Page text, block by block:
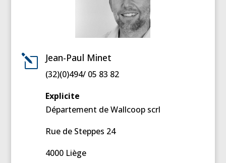
l Jean-Paul Minet
(32)(0)494/ 05 83 82
Explicite
Département de Wallcoop scrl
Rue de Steppes 24
4000 Liège